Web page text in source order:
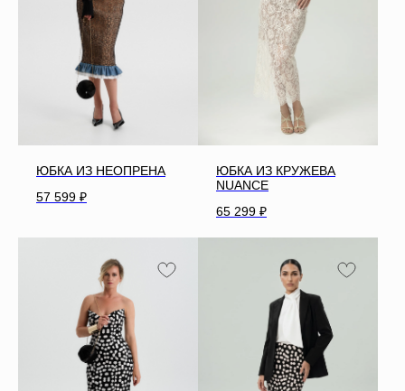
ЮБКА ИЗ НЕОПРЕНА
57 599 ₽
ЮБКА ИЗ КРУЖЕВА
NUANCE
65 299 ₽